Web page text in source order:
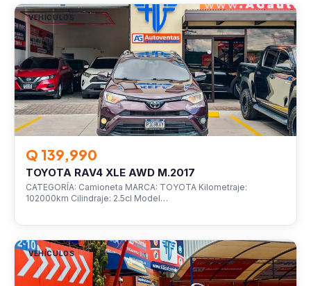
VEHÍCULOS
Q 139,990
TOYOTA RAV4 XLE AWD M.2017
CATEGORÍA: Camioneta MARCA: TOYOTA Kilometraje:
102000km Cilindraje: 2.5cl Model…
VEHÍCULOS